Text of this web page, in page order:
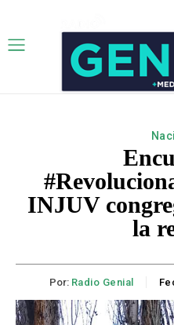
INJUV
la
Por: Radio Genial